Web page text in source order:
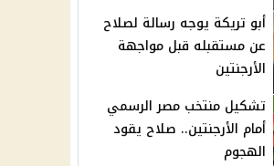
أبو تريكة يوجه رسالة لصلاح
عن مستقبله قبل مواجهة
الأرجنتين
تشكيل منتخب مصر الرسمي
أمام الأرجنتين.. صلاح يقود
الهجوم